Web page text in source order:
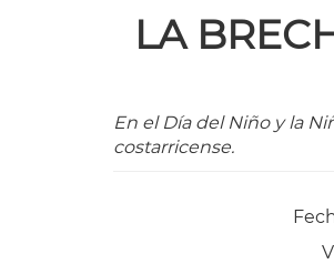
enlacesLA
En el Día del Niño y la
costarricense.